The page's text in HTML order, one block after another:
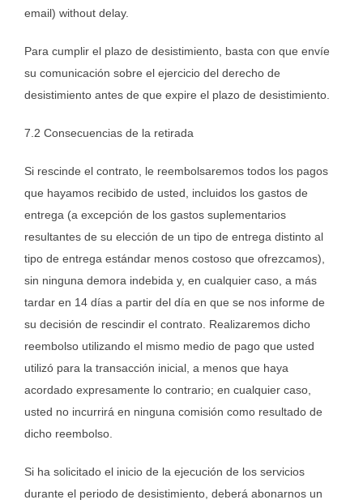
email) without delay.
Para cumplir el plazo de desistimiento, basta con que envíe
su comunicación sobre el ejercicio del derecho de
desistimiento antes de que expire el plazo de desistimiento.
7.2 Consecuencias de la retirada
Si rescinde el contrato, le reembolsaremos todos los pagos
que hayamos recibido de usted, incluidos los gastos de
entrega (a excepción de los gastos suplementarios
resultantes de su elección de un tipo de entrega distinto al
tipo de entrega estándar menos costoso que ofrezcamos),
sin ninguna demora indebida y, en cualquier caso, a más
tardar en 14 días a partir del día en que se nos informe de
su decisión de rescindir el contrato. Realizaremos dicho
reembolso utilizando el mismo medio de pago que usted
utilizó para la transacción inicial, a menos que haya
acordado expresamente lo contrario; en cualquier caso,
usted no incurrirá en ninguna comisión como resultado de
dicho reembolso.
Si ha solicitado el inicio de la ejecución de los servicios
durante el periodo de desistimiento, deberá abonarnos un